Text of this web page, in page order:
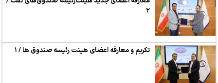
۲
تکریم و معارفه اعضای هیئت رئیسه صندوق ها / ۱